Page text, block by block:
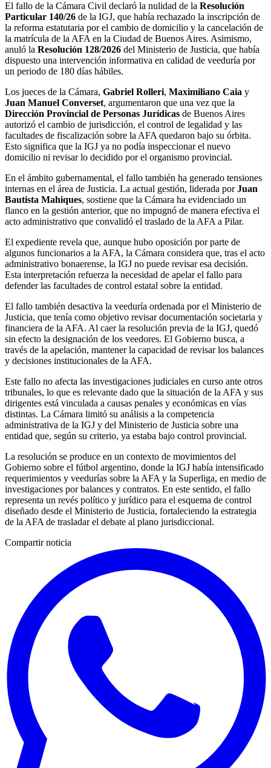
El fallo de la Cámara Civil declaró la nulidad de la Resolución
Particular 140/26 de la IGJ, que había rechazado la inscripción de
la reforma estatutaria por el cambio de domicilio y la cancelación de
la matrícula de la AFA en la Ciudad de Buenos Aires. Asimismo,
anuló la Resolución 128/2026 del Ministerio de Justicia, que había
dispuesto una intervención informativa en calidad de veeduría por
un periodo de 180 días hábiles.
Los jueces de la Cámara, Gabriel Rolleri, Maximiliano Caia y
Juan Manuel Converset, argumentaron que una vez que la
Dirección Provincial de Personas Jurídicas de Buenos Aires
autorizó el cambio de jurisdicción, el control de legalidad y las
facultades de fiscalización sobre la AFA quedaron bajo su órbita.
Esto significa que la IGJ ya no podía inspeccionar el nuevo
domicilio ni revisar lo decidido por el organismo provincial.
En el ámbito gubernamental, el fallo también ha generado tensiones
internas en el área de Justicia. La actual gestión, liderada porJuan
Bautista Mahiques, sostiene que la Cámara ha evidenciado un
flanco en la gestión anterior, que no impugnó de manera efectiva el
acto administrativo que convalidó el traslado de la AFA a Pilar.
El expediente revela que, aunque hubo oposición por parte de
algunos funcionarios a la AFA, la Cámara considera que, tras el acto
administrativo bonaerense, la IGJ no puede revisar esa decisión.
Esta interpretación refuerza la necesidad de apelar el fallo para
defender las facultades de control estatal sobre la entidad.
El fallo también desactiva la veeduría ordenada por el Ministerio de
Justicia, que tenía como objetivo revisar documentación societaria y
financiera de la AFA. Al caer la resolución previa de la IGJ, quedó
sin efecto la designación de los veedores. El Gobierno busca, a
través de la apelación, mantener la capacidad de revisar los balances
y decisiones institucionales de la AFA.
Este fallo no afecta las investigaciones judiciales en curso ante otros
tribunales, lo que es relevante dado que la situación de la AFA y sus
dirigentes está vinculada a causas penales y económicas en vías
distintas. La Cámara limitó su análisis a la competencia
administrativa de la IGJ y del Ministerio de Justicia sobre una
entidad que, según su criterio, ya estaba bajo control provincial.
La resolución se produce en un contexto de movimientos del
Gobierno sobre el fútbol argentino, donde la IGJ había intensificado
requerimientos y veedurías sobre la AFA y la Superliga, en medio de
investigaciones por balances y contratos. En este sentido, el fallo
representa un revés político y jurídico para el esquema de control
diseñado desde el Ministerio de Justicia, fortaleciendo la estrategia
de la AFA de trasladar el debate al plano jurisdiccional.
Compartir noticia